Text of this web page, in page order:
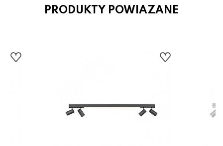
PRODUKTY POWIAZANE